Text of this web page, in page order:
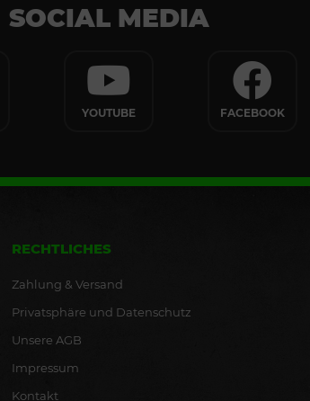
SOCIAL MEDIA
YOUTUBE FACEBOOK
RECHTLICHES
Zahlung & Versand
Privatsphäre und Datenschutz
Unsere AGB
Impressum
Kontakt